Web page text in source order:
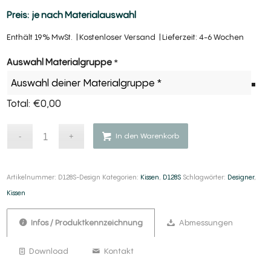
je nach Materialauswahl
Enthält 19% MwSt. Kostenloser Versand Lieferzeit: 4-6 Wochen
Section
Auswahl Materialgruppe *
Total: €0,00
In den Warenkorb
Artikelnummer: D128S-Design Kategorien: Kissen, D128S Schlagwörter: Designer,
Kissen
Infos / Produktkennzeichnung Abmessungen
Download Kontakt